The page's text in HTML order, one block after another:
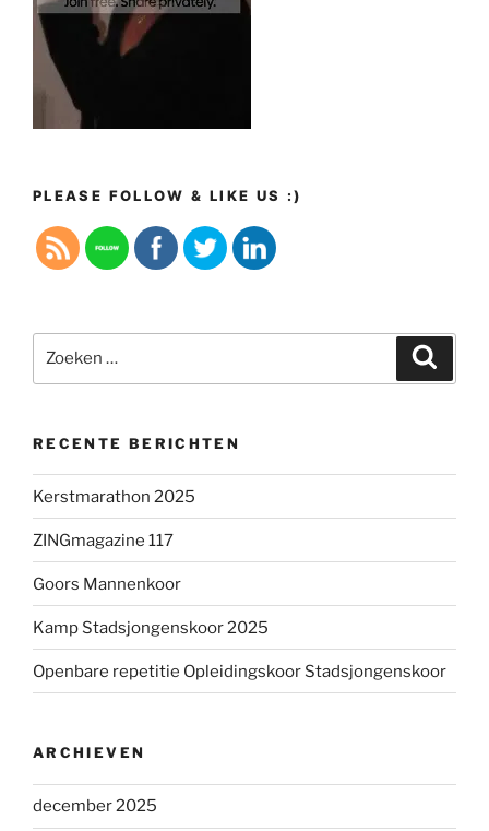
PLEASE FOLLOW & LIKE US :)
naar:
RECENTE BERICHTEN
Kerstmarathon 2025
ZINGmagazine 117
Goors Mannenkoor
Kamp Stadsjongenskoor 2025
Openbare repetitie Opleidingskoor Stadsjongenskoor
ARCHIEVEN
december 2025